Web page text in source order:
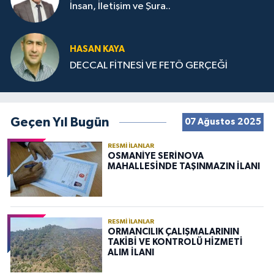
İnsan, İletişim ve Şura..
HASAN KAYA
DECCAL FİTNESİ VE FETÖ GERÇEĞİ
Geçen Yıl Bugün 07 Ağustos 2025
RESMI İLANLAR
OSMANİYE SERİNOVA
MAHALLESİNDE TAŞINMAZIN İLANI
RESMI İLANLAR
ORMANCILIK ÇALIŞMALARININ
TAKİBİ VE KONTROLÜ HİZMETİ
ALIM İLANI